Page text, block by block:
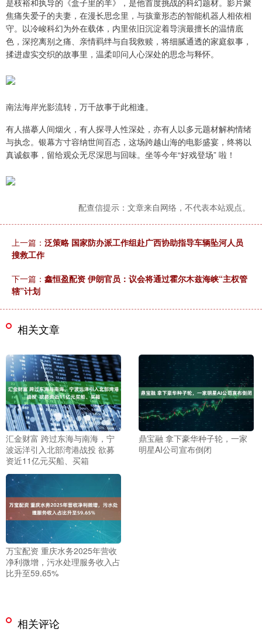
是枝裕和执导的《盒子里的羊》，是他首度挑战的科幻题材。影片聚
焦痛失爱子的夫妻，在漫长思念里，与孩童形态的智能机器人相依相
守。以冷峻科幻为外在载体，内里依旧沉淀着导演最擅长的温情底
色，深挖离别之痛、亲情羁绊与自我救赎，将细腻通透的家庭叙事，
揉进虚实交织的故事里，温柔叩问人心深处的思念与释怀。
南法海岸光影流转，万千故事于此相逢。
有人描摹人间烟火，有人探寻人性深处，亦有人以多元题材解构情绪
与执念。银幕方寸容纳世间百态，这场跨越山海的电影盛宴，终将以
真诚叙事，留给观众无尽深思与回味。坐等今年“好戏登场” 啦！
配查信提示：文章来自网络，不代表本站观点。
上一篇： 泛策略 国家防办派工作组赴广西协助指导车辆坠河人员
搜救工作
下一篇： 鑫恒盈配资 伊朗官员：议会将通过霍尔木兹海峡“主权管
辖”计划
相关文章
汇金财富 跨过东海与南海，宁
波远洋引入北部湾港战投 欲募
资近11亿元买船、买箱
鼎宝融 拿下豪华种子轮，一家
明星AI公司宣布倒闭
万宝配资 重庆水务2025年营收
净利微增，污水处理服务收入占
比升至59.65%
相关评论